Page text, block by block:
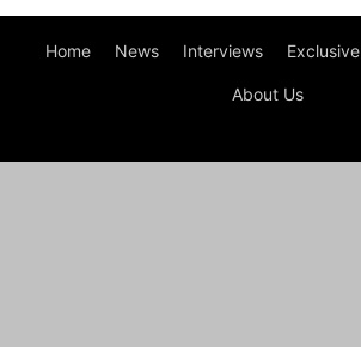
Home News Interviews Exclusive
About Us